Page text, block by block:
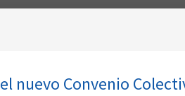
nuevo Convenio